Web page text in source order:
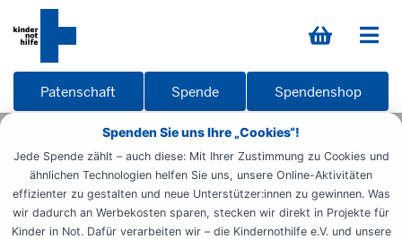
Spenden Sie uns Ihre „Cookies“!
Jede Spende zählt – auch diese: Mit Ihrer Zustimmung zu Cookies und
ähnlichen Technologien helfen Sie uns, unsere Online-Aktivitäten
effizienter zu gestalten und neue Unterstützer:innen zu gewinnen. Was
wir dadurch an Werbekosten sparen, stecken wir direkt in Projekte für
Kinder in Not. Dafür verarbeiten wir – die Kindernothilfe e.V. und unsere
Patenschaft Spende Spendenshop
Startseite Informieren Materialien
Übersicht
ActionKidz
Action!Kidz: Poster Indonesien
ActionKidz-Material